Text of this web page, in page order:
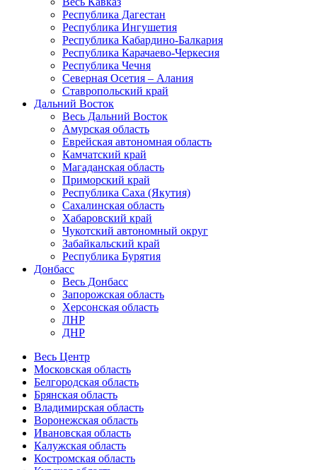
Республика Дагестан
Республика Ингушетия
Республика Кабардино-Балкария
Республика Карачаево-Черкесия
Республика Чечня
Северная Осетия – Алания
Ставропольский край
Дальний Восток
Весь Дальний Восток
Амурская область
Еврейская автономная область
Камчатский край
Магаданская область
Приморский край
Республика Саха (Якутия)
Сахалинская область
Хабаровский край
Чукотский автономный округ
Забайкальский край
Республика Бурятия
Донбасс
Весь Донбасс
Запорожская область
Херсонская область
ЛНР
ДНР
Весь Центр
Московская область
Белгородская область
Брянская область
Владимирская область
Воронежская область
Ивановская область
Калужская область
Костромская область